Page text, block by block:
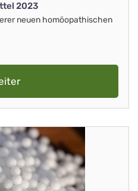
2023
neuen homöopathischen